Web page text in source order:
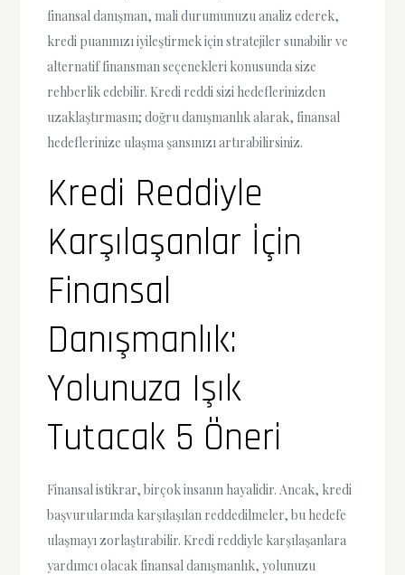
finansal danışman, mali durumunuzu analiz ederek,
kredi puanınızı iyileştirmek için stratejiler sunabilir ve
alternatif finansman seçenekleri konusunda size
rehberlik edebilir. Kredi reddi sizi hedeflerinizden
uzaklaştırmasın; doğru danışmanlık alarak, finansal
hedeflerinize ulaşma şansınızı artırabilirsiniz.
Kredi Reddiyle
Karşılaşanlar İçin
Finansal
Danışmanlık:
Yolunuza Işık
Tutacak 5 Öneri
Finansal istikrar, birçok insanın hayalidir. Ancak, kredi
başvurularında karşılaşılan reddedilmeler, bu hedefe
ulaşmayı zorlaştırabilir. Kredi reddiyle karşılaşanlara
yardımcı olacak finansal danışmanlık, yolunuzu